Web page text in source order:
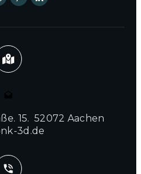
15. 52072 Aachen
3d.de